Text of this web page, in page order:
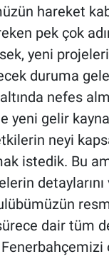
hareket
pek çok
yeni
duruma
nefes
gelir
neyi
istedik. Bu
detaylarını
dair tüm